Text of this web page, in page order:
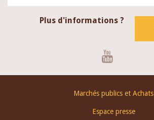
Plus d'informations ?
Marchés publics et Achats
Espace presse